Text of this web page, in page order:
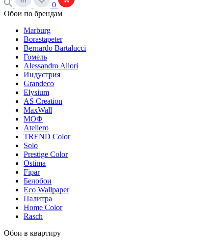
0
Обои по брендам
Marburg
Borastapeter
Bernardo Bartalucci
Гомель
Alessandro Allori
Индустрия
Grandeco
Elysium
AS Creation
MaxWall
МОФ
Ateliero
TREND Color
Solo
Prestige Color
Ostima
Fipar
Белобои
Eco Wallpaper
Палитра
Home Color
Rasch
Обои в квартиру